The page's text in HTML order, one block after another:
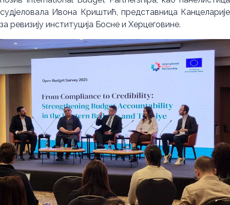
судјеловала Ивона Криштић, представница Канцеларије
за ревизију институција Босне и Херцеговине.